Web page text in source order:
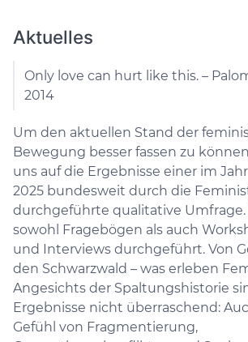
Aktuelles
Only love can hurt like this. –​​​​​​​
2014
Um den aktuellen Stand der
Bewegung besser fassen zu
uns auf die Ergebnisse einer im Jahr
2025 bundesweit durch die
durchgeführte qualitative
sowohl Fragebögen als auch
und Interviews durchgeführt. Von
den Schwarzwald – was erleben
Angesichts der Spaltungshistorie
Ergebnisse nicht überraschend:
Gefühl von Fragmentierung,